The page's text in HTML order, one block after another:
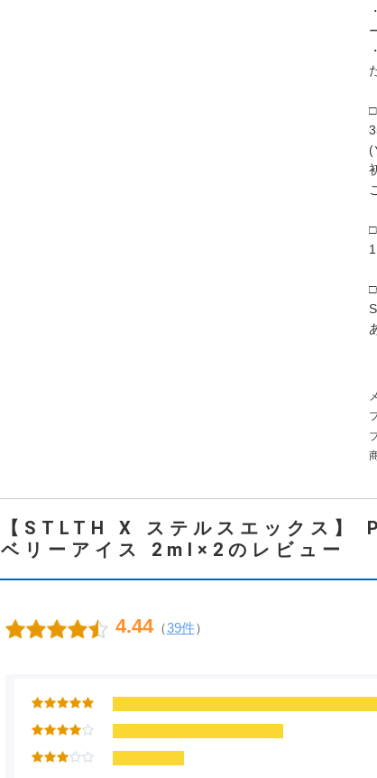
(
【STLTH X ステルスエックス】
ベリーアイス 2ml×2のレビュー
4.44（39件）